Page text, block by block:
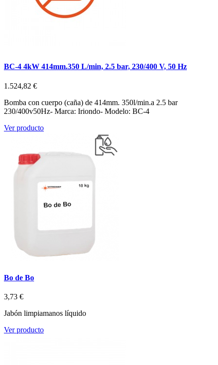
BC-4 4kW 414mm.350 L/min, 2.5 bar, 230/400 V, 50 Hz
1.524,82 €
Bomba con cuerpo (caña) de 414mm. 350l/min.a 2.5 bar
230/400v50Hz- Marca: Iriondo- Modelo: BC-4
Ver producto
Bo de Bo
3,73 €
Jabón limpiamanos líquido
Ver producto